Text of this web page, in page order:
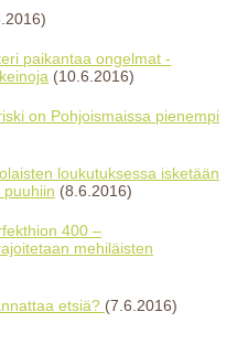
paikantaa ongelmat -
(10.6.2016)
on Pohjoismaissa pienempi
loukutuksessa isketään
puuhiin (8.6.2016)
400 –
mehiläisten
etsiä? (7.6.2016)